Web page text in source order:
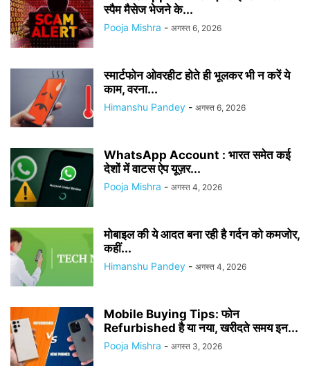
स्पैम मैसेज भेजने के...
Pooja Mishra - अगस्त 6, 2026
स्मार्टफोन ओवरहीट होते ही भूलकर भी न करें ये
काम, वरना...
Himanshu Pandey - अगस्त 6, 2026
WhatsApp Account : भारत समेत कई
देशों में वाटस ऐप यूज़र...
Pooja Mishra - अगस्त 4, 2026
मोबाइल की ये आदत बना रही है गर्दन को कमजोर,
कहीं...
Himanshu Pandey - अगस्त 4, 2026
Mobile Buying Tips: फोन
Refurbished है या नया, खरीदते समय इन...
Pooja Mishra - अगस्त 3, 2026